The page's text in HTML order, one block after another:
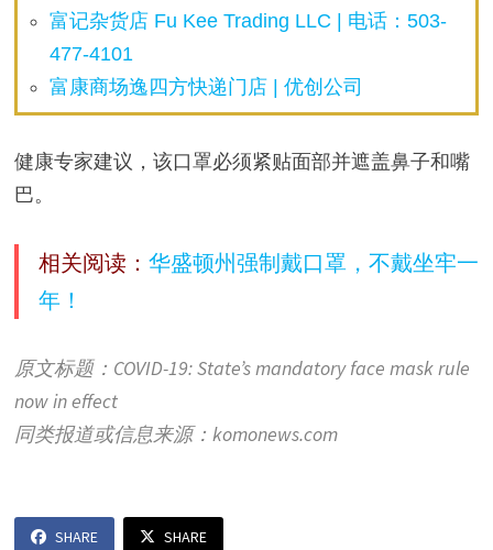
富记杂货店 Fu Kee Trading LLC | 电话：503-
477-4101
富康商场逸四方快递门店 | 优创公司
健康专家建议，该口罩必须紧贴面部并遮盖鼻子和嘴
巴。
相关阅读： 华盛顿州强制戴口罩，不戴坐牢一
年！
原文标题：COVID-19: State’s mandatory face mask rule
now in effect
同类报道或信息来源：komonews.com
SHARE SHARE